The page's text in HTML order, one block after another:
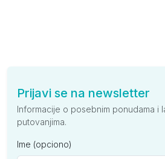
Prijavi se na newsletter
Informacije o posebnim ponudama i
putovanjima.
Ime (opciono)